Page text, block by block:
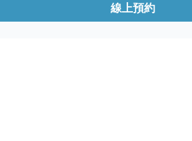
線上預約